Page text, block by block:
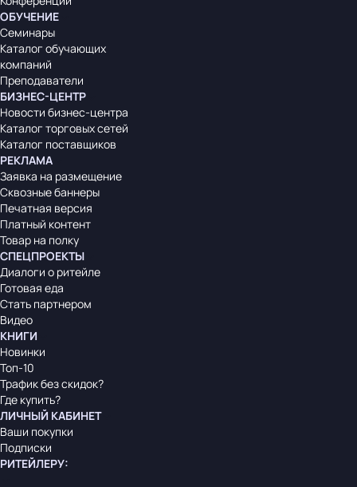
ОБУЧЕНИЕ
Семинары
Каталог обучающих
компаний
Преподаватели
БИЗНЕС-ЦЕНТР
Новости бизнес-центра
Каталог торговых сетей
Каталог поставщиков
РЕКЛАМА
Заявка на размещение
Сквозные баннеры
Печатная версия
Платный контент
Товар на полку
СПЕЦПРОЕКТЫ
Диалоги о ритейле
Готовая еда
Стать партнером
Видео
КНИГИ
Новинки
Топ-10
Трафик без скидок?
Где купить?
ЛИЧНЫЙ КАБИНЕТ
Ваши покупки
Подписки
РИТЕЙЛЕРУ: